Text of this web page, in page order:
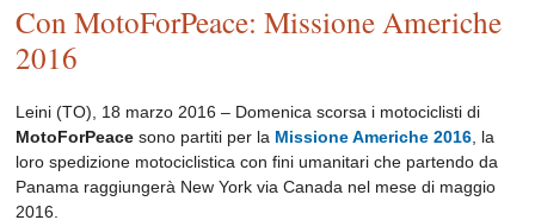
Con MotoForPeace: Missione Americhe
2016
Leini (TO), 18 marzo 2016 – Domenica scorsa i motociclisti di
MotoForPeacesono partiti per la Missione Americhe 2016, la
loro spedizione motociclistica con fini umanitari che partendo da
Panama raggiungerà New York via Canada nel mese di maggio
2016.